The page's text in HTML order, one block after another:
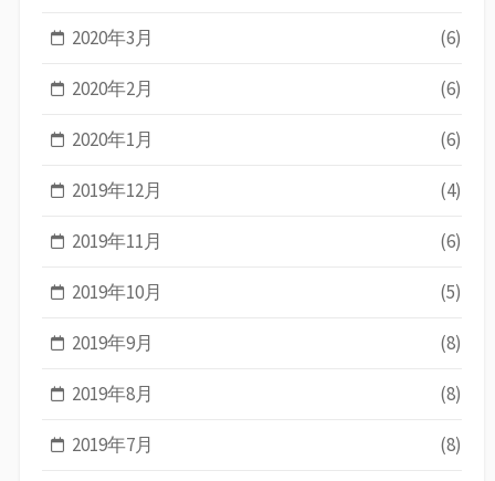
2020年3月 (6)
2020年2月 (6)
2020年1月 (6)
2019年12月 (4)
2019年11月 (6)
2019年10月 (5)
2019年9月 (8)
2019年8月 (8)
2019年7月 (8)